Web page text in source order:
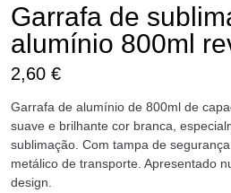
Garrafa de
alumínio 800ml
2,60 €
Garrafa de alumínio de 800ml de
suave e brilhante cor branca,
sublimação. Com tampa de
metálico de transporte. Apresentado
design.